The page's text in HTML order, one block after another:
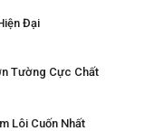
Đại
Tường Cực Chất
Lôi Cuốn Nhất